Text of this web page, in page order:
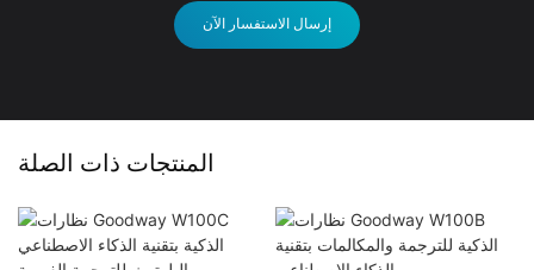
إرسال الاستفسار الآن
المنتجات ذات الصلة